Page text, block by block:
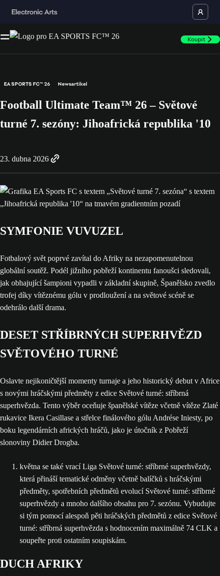
Koupit
EA SPORTS FC™ 26 Newsartikel
Football Ultimate Team™ 26 – Světové
turné 7. sezóny: Jihoafrická republika '10
23. dubna 2026
SYMFONIE VUVUZEL
Fotbalový svět poprvé zavítal do Afriky na nezapomenutelnou
globální soutěž. Podél jižního pobřeží kontinentu fanoušci sledovali,
jak obhajující šampioni vypadli v základní skupině, Španělsko zvedlo
trofej díky vítěznému gólu v prodloužení a na světové scéně se
odehrálo další drama.
DESET STŘÍBRNÝCH SUPERHVĚZD
SVĚTOVÉHO TURNÉ
Oslavte nejikoničtější momenty turnaje a jeho historický debut v Africe
s novými hráčskými předměty z edice Světové turné: stříbrná
superhvězda. Tento výběr oceňuje španělské vítěze včetně vítěze Zlaté
rukavice Ikera Casillase a střelce finálového gólu Andrése Iniesty, po
boku legendárních afrických hráčů, jako je útočník z Pobřeží
slonoviny Didier Drogba.
května se také vrací Liga Světové turné: stříbrné superhvězdy,
která přináší tematické odměny včetně balíčků s hráčskými
předměty, spotřebních předmětů evolucí Světové turné: stříbrné
superhvězdy a mnoho dalšího obsahu pro 7. sezónu. Vybudujte
si tým pomocí alespoň pěti hráčských předmětů z edice Světové
turné: stříbrná superhvězda s hodnocením maximálně 74 CLK a
soupeřte proti ostatním soupiskám.
DUCH AFRIKY